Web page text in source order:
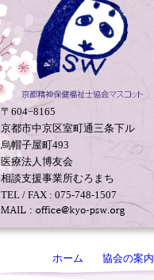
〒604−8165
京都市中京区室町通三条下ル
烏帽子屋町493
医療法人博友会
相談支援事業所むろまち
TEL / FAX : 075-748-1507
ホーム 協会の案内